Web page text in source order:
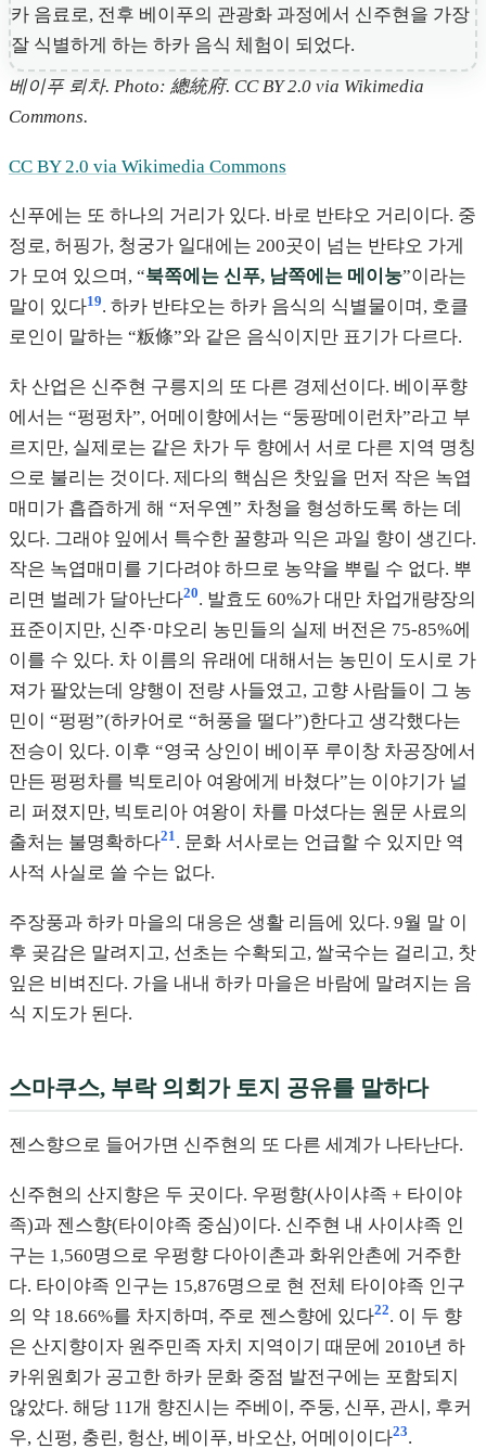
베이푸 뢰차. Photo: 總統府. CC BY 2.0 via Wikimedia
Commons.
CC BY 2.0 via Wikimedia Commons
신푸에는 또 하나의 거리가 있다. 바로 반탸오 거리이다. 중
정로, 허핑가, 청궁가 일대에는 200곳이 넘는 반탸오 가게
가 모여 있으며, “북쪽에는 신푸, 남쪽에는 메이눙”이라는
말이 있다19. 하카 반탸오는 하카 음식의 식별물이며, 호클
로인이 말하는 “粄條”와 같은 음식이지만 표기가 다르다.
차 산업은 신주현 구릉지의 또 다른 경제선이다. 베이푸향
에서는 “펑펑차”, 어메이향에서는 “둥팡메이런차”라고 부
르지만, 실제로는 같은 차가 두 향에서 서로 다른 지역 명칭
으로 불리는 것이다. 제다의 핵심은 찻잎을 먼저 작은 녹엽
매미가 흡즙하게 해 “저우옌” 차청을 형성하도록 하는 데
있다. 그래야 잎에서 특수한 꿀향과 익은 과일 향이 생긴다.
작은 녹엽매미를 기다려야 하므로 농약을 뿌릴 수 없다. 뿌
리면 벌레가 달아난다20. 발효도 60%가 대만 차업개량장의
표준이지만, 신주·먀오리 농민들의 실제 버전은 75-85%에
이를 수 있다. 차 이름의 유래에 대해서는 농민이 도시로 가
져가 팔았는데 양행이 전량 사들였고, 고향 사람들이 그 농
민이 “펑펑”(하카어로 “허풍을 떨다”)한다고 생각했다는
전승이 있다. 이후 “영국 상인이 베이푸 루이창 차공장에서
만든 펑펑차를 빅토리아 여왕에게 바쳤다”는 이야기가 널
리 퍼졌지만, 빅토리아 여왕이 차를 마셨다는 원문 사료의
출처는 불명확하다21. 문화 서사로는 언급할 수 있지만 역
사적 사실로 쓸 수는 없다.
주장풍과 하카 마을의 대응은 생활 리듬에 있다. 9월 말 이
후 곶감은 말려지고, 선초는 수확되고, 쌀국수는 걸리고, 찻
잎은 비벼진다. 가을 내내 하카 마을은 바람에 말려지는 음
식 지도가 된다.
스마쿠스, 부락 의회가 토지 공유를 말하다
젠스향으로 들어가면 신주현의 또 다른 세계가 나타난다.
신주현의 산지향은 두 곳이다. 우펑향(사이샤족 + 타이야
족)과 젠스향(타이야족 중심)이다. 신주현 내 사이샤족 인
구는 1,560명으로 우펑향 다아이촌과 화위안촌에 거주한
다. 타이야족 인구는 15,876명으로 현 전체 타이야족 인구
의 약 18.66%를 차지하며, 주로 젠스향에 있다22. 이 두 향
은 산지향이자 원주민족 자치 지역이기 때문에 2010년 하
카위원회가 공고한 하카 문화 중점 발전구에는 포함되지
않았다. 해당 11개 향진시는 주베이, 주둥, 신푸, 관시, 후커
우, 신펑, 충린, 헝산, 베이푸, 바오산, 어메이이다23.